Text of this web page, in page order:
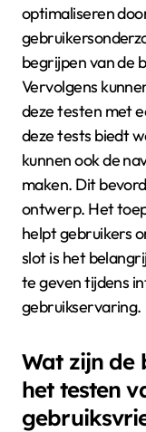
optimaliseren
begrijpen van de
Vervolgens
deze testen met
deze tests biedt
kunnen ook de
maken. Dit
ontwerp. Het
helpt gebruikers
slot is het
te geven tijdens
gebruikservaring.
Wat zijn de
het testen